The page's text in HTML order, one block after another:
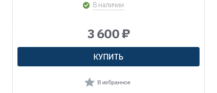
В наличии
3 600 ₽
КУПИТЬ
В избранное